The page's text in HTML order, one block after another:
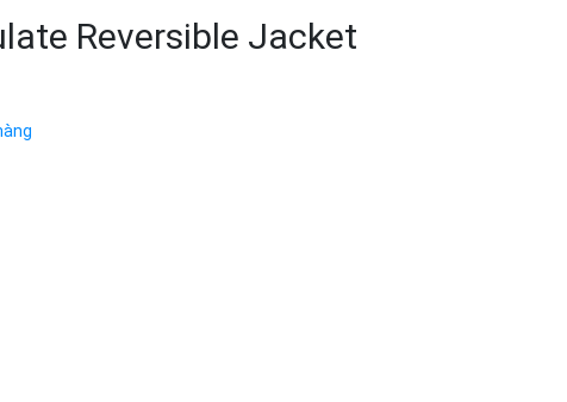
Reversible Jacket